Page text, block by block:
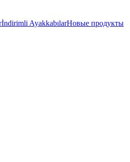
İndirimli AyakkabılarНовые продукты